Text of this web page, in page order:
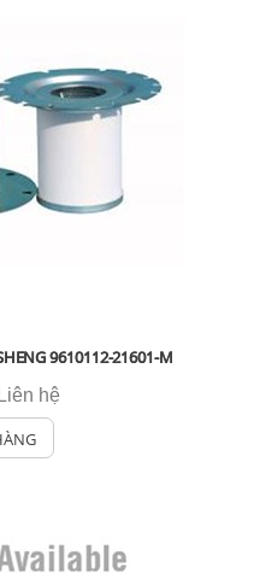
9610112-21601-M
Liên hệ